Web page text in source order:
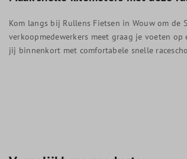
Kom langs bij Rullens Fietsen in Wouw om de
verkoopmedewerkers meet graag je voeten
jij binnenkort met comfortabele snelle